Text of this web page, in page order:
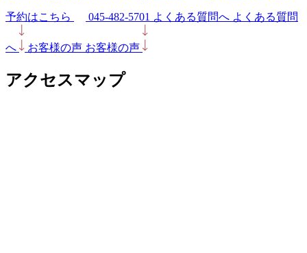
予約はこちら
045-482-5701 よくある質問へ よくある質問
へ お客様の声 お客様の声
アクセスマップ